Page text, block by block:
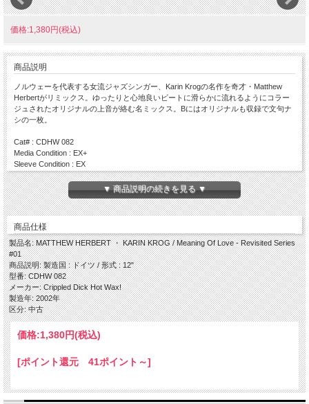
価格:1,380円(税込)
商品説明
ノルウェーを代表する女流ジャズシンガー、Karin Krogの名作を奇才・Matthew
Herbertがリミックス。ゆったりと心地良いビートに滑らかに流れるようにコラー
ジュされたオリジナルの上音が絡む名ミックス。Bにはオリジナルも収録で文句ナ
シの一枚。
Cat# : CDHW 082
Media Condition : EX+
Sleeve Condition : EX
Press : 2002 / Germany
Side A
・ Meaning Of Love (Herbert's Disappearing Dub) / Karin Krog
Side B
・ Meaning Of Love (Original) / Karin Krog
▼ 商品説明の続きを見る ▼
商品仕様
製品名: MATTHEW HERBERT ・ KARIN KROG / Meaning Of Love - Revisited Series
#01
商品説明: 製造国 : ドイツ / 形式 : 12"
型番: CDHW 082
メーカー: Crippled Dick Hot Wax!
製造年: 2002年
区分: 中古
価格:1,380円(税込)
[ポイント還元 41ポイント～]